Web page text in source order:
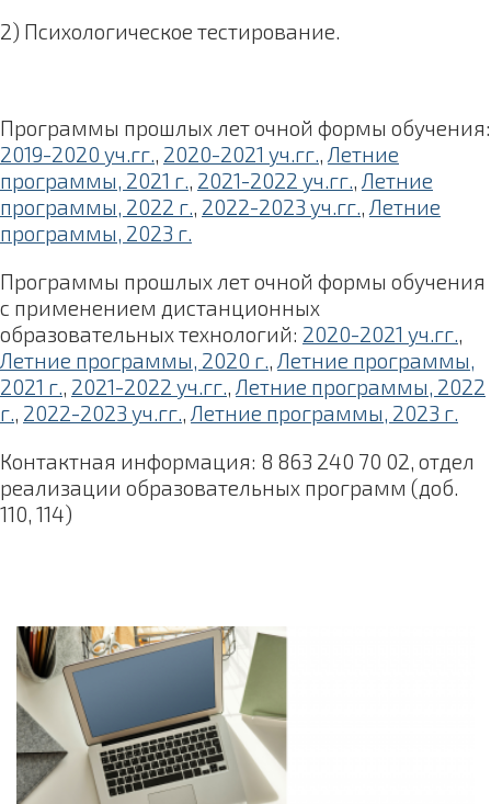
2) Психологическое тестирование.
Программы прошлых лет очной формы обучения:
2019-2020 уч.гг., 2020-2021 уч.гг., Летние
программы, 2021 г., 2021-2022 уч.гг., Летние
программы, 2022 г., 2022-2023 уч.гг., Летние
программы, 2023 г.
Программы прошлых лет очной формы обучения
с применением дистанционных
образовательных технологий: 2020-2021 уч.гг.,
Летние программы, 2020 г., Летние программы,
2021 г., 2021-2022 уч.гг., Летние программы, 2022
г., 2022-2023 уч.гг., Летние программы, 2023 г.
Контактная информация: 8 863 240 70 02, отдел
реализации образовательных программ (доб.
110, 114)